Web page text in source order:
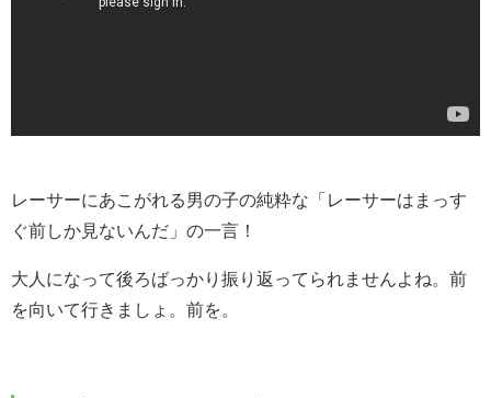
レーサーにあこがれる男の子の純粋な「レーサーはまっす
ぐ前しか見ないんだ」の一言！
大人になって後ろばっかり振り返ってられませんよね。前
を向いて行きましょ。前を。